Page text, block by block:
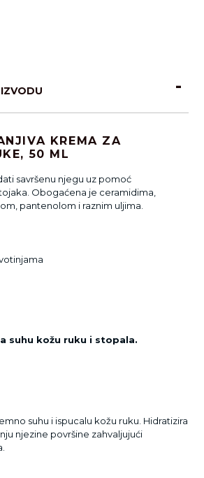
KREMA ZA
50 ML
savršenu njegu uz pomoć
Obogaćena je ceramidima,
pantenolom i raznim uljima.
suhu kožu ruku i stopala.
suhu i ispucalu kožu ruku. Hidratizira
njezine površine zahvaljujući